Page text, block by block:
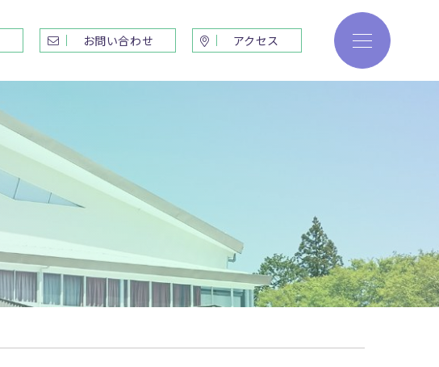
お問い合わせ アクセス
年間行事
授業料・諸費用
生徒会
カフェテリアより